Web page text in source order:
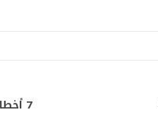
7 أخطاء عليك أن تتجنّبها حتى لا تفشل حميتك